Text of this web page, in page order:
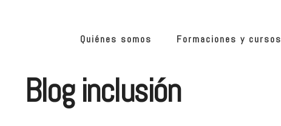
Quiénes somos Formaciones y cursos
Blog inclusión